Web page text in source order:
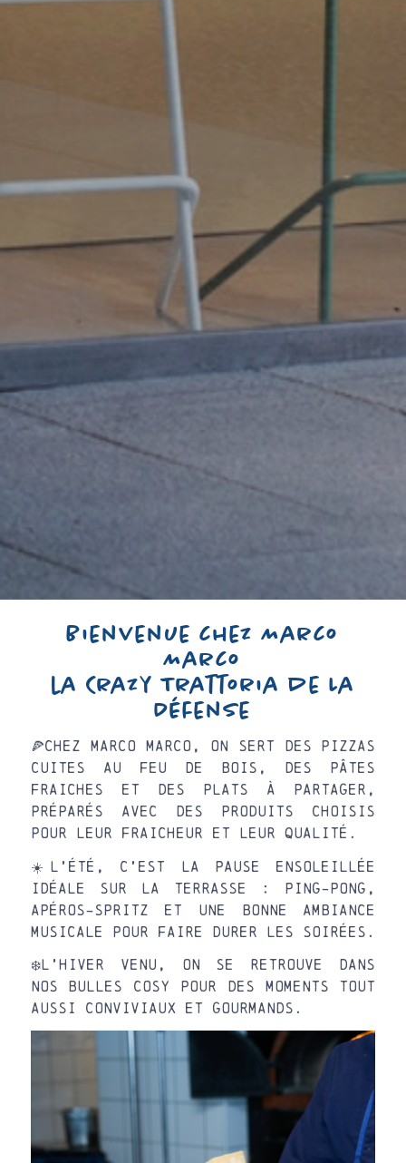
Bienvenue chez Marco
Marco
la Crazy Trattoria de La
Défense
🍕Chez Marco Marco, on sert des pizzas
cuites au feu de bois, des pâtes
fraiches et des plats à partager,
préparés avec des produits choisis
pour leur fraicheur et leur qualité.
☀️L’été, c’est la pause ensoleillée
idéale sur la terrasse : ping-pong,
apéros-spritz et une bonne ambiance
musicale pour faire durer les soirées.
❄️L’hiver venu, on se retrouve dans
nos bulles cosy pour des moments tout
aussi conviviaux et gourmands.